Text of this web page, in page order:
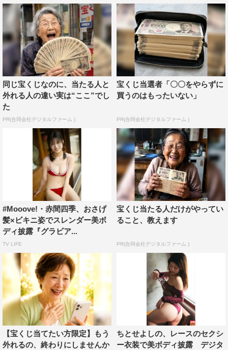
同じ宝くじなのに、当たる人と
外れる人の違い実は“ここ”でし
た
PR(合同会社デジタルファーム )
宝くじ当選者「〇〇をやらずに
買うのはもったいない」
PR(合同会社デジタルファーム )
#Mooove!・赤間四季、おさげ
髪×ビキニ姿でスレンダー美ボ
ディ披露『グラビア...
TV LIFE
宝くじ当たる人だけがやってい
ること、教えます
PR(合同会社デジタルファーム )
【宝くじ当てたい方限定】もう
外れるの、終わりにしませんか
ちとせよしの、レースのセクシ
ー衣装で美ボディ披露 デジタ